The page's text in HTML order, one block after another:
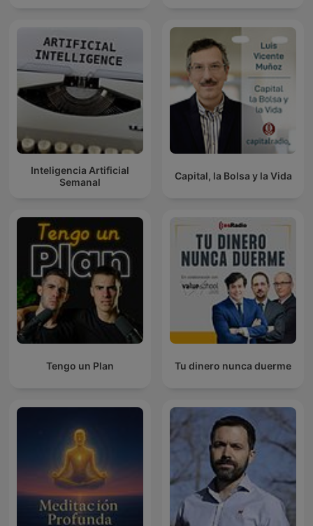
Inteligencia Artificial
Semanal
Capital, la Bolsa y la Vida
Tengo un Plan Tu dinero nunca duerme